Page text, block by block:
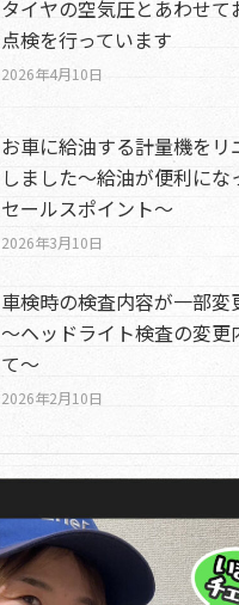
タイヤの空気圧とあわせて
点検を行っています
2026年4月10日
お車に給油する計量機をリ
しました～給油が便利にな
セールスポイント～
2026年3月10日
車検時の検査内容が一部変
～ヘッドライト検査の変更
て～
2026年2月10日